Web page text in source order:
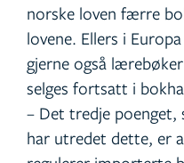
norske loven færre
lovene. Ellers i
gjerne også
selges fortsatt i
– Det tredje
har utredet dette, er